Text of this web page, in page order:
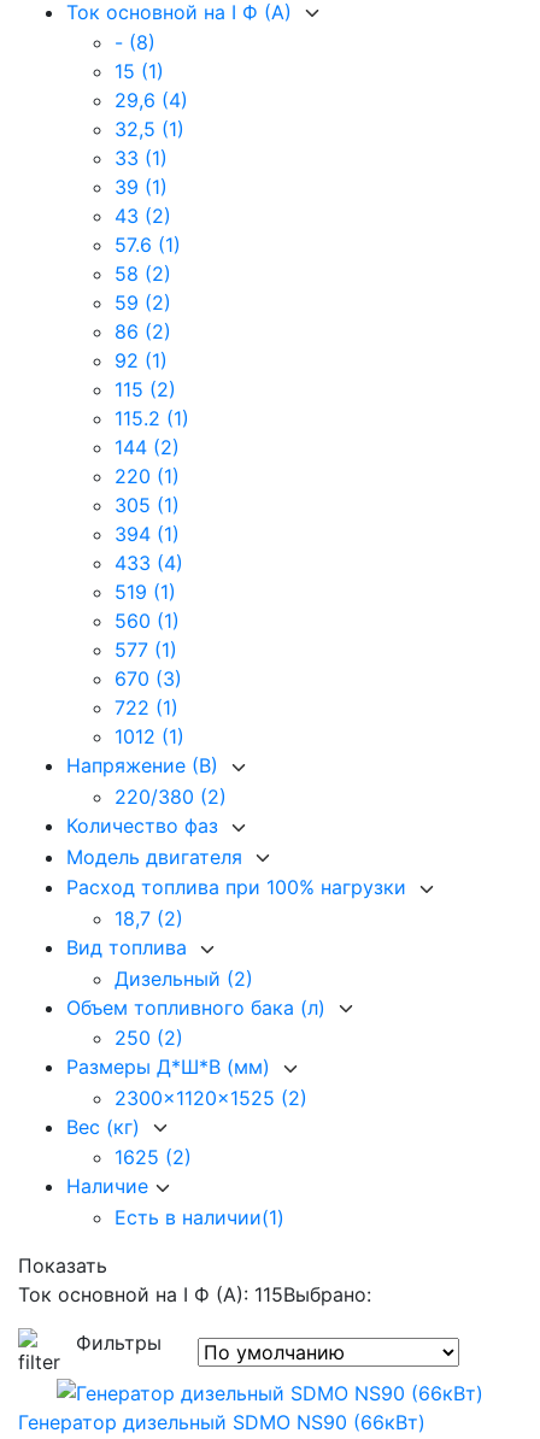
Ток основной на I Ф (А)
- (8)
15 (1)
29,6 (4)
32,5 (1)
33 (1)
39 (1)
43 (2)
57.6 (1)
58 (2)
59 (2)
86 (2)
92 (1)
115 (2)
115.2 (1)
144 (2)
220 (1)
305 (1)
394 (1)
433 (4)
519 (1)
560 (1)
577 (1)
670 (3)
722 (1)
1012 (1)
Напряжение (В)
220/380 (2)
Количество фаз
Модель двигателя
Расход топлива при 100% нагрузки
18,7 (2)
Вид топлива
Дизельный (2)
Объем топливного бака (л)
250 (2)
Размеры Д*Ш*В (мм)
2300x1120x1525 (2)
Вес (кг)
1625 (2)
Наличие
Есть в наличии(1)
Показать
Ток основной на I Ф (А): 115Выбрано:
Фильтры
Генератор дизельный SDMO NS90 (66кВт)